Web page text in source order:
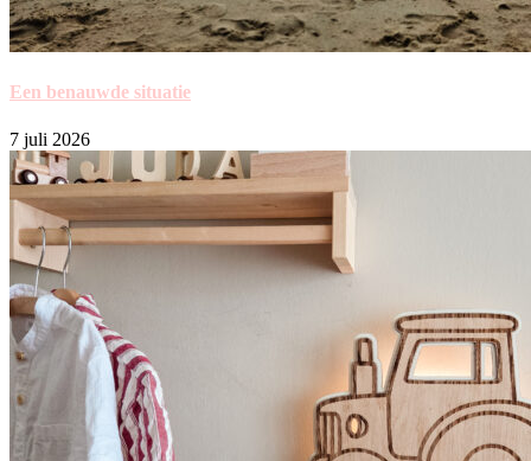
Een benauwde situatie
7 juli 2026